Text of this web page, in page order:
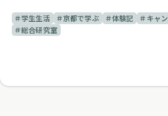
学生だから知っている学内のおすす
大学の魅力を本音で語ります。
学生生活 京都で学ぶ 体験記
キャ
総合研究室